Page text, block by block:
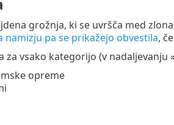
grožnja, ki se uvršča med
namizju pa se prikažejo obvestila,
vsako kategorijo (v nadaljevanju
opreme